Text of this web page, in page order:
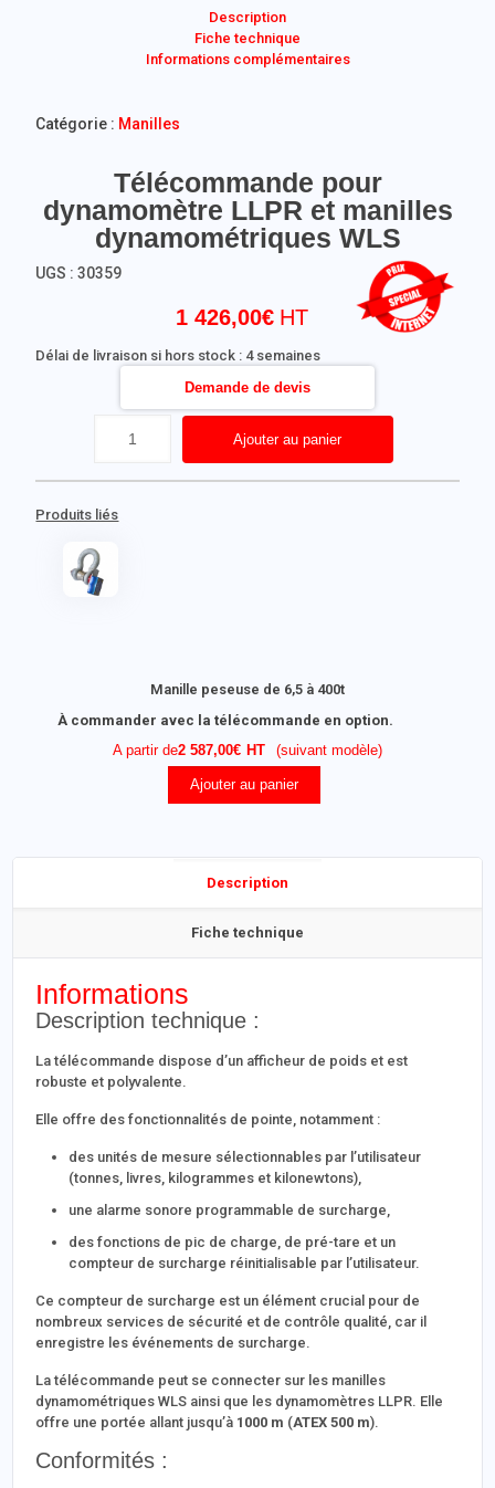
Description
Fiche technique
Informations complémentaires
Télécommande pour
dynamomètre LLPR et manilles
dynamométriques WLS
1 426,00€
Délai de livraison si hors stock : 4 semaines
Ajouter au panier
Produits liés
Manille peseuse de 6,5 à 400t
À commander avec la télécommande en option.
A partir de2 587,00€ (suivant modèle)
Ajouter au panier
Demande de devis
UGS :30359
Catégorie : Manilles
Description
Fiche technique
Informations
Description technique :
La télécommande dispose d’un afficheur de poids et est
robuste et polyvalente.
Elle offre des fonctionnalités de pointe, notamment :
des unités de mesure sélectionnables par l’utilisateur
(tonnes, livres, kilogrammes et kilonewtons),
une alarme sonore programmable de surcharge,
des fonctions de pic de charge, de pré-tare et un
compteur de surcharge réinitialisable par l’utilisateur.
Ce compteur de surcharge est un élément crucial pour de
nombreux services de sécurité et de contrôle qualité, car il
enregistre les événements de surcharge.
La télécommande peut se connecter sur les manilles
dynamométriques WLS ainsi que les dynamomètres LLPR. Elle
offre une portée allant jusqu’à 1000 m (ATEX 500 m).
Conformités :